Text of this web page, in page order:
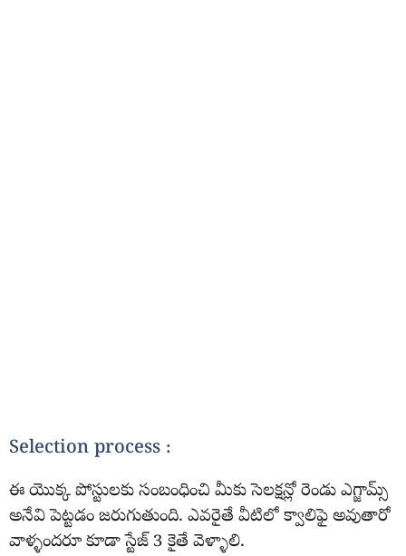
Selection process :
ఈ యొక్క పోస్టులకు సంబంధించి మీకు సెలక్షన్లో రెండు ఎగ్జామ్స్
అనేవి పెట్టడం జరుగుతుంది. ఎవరైతే వీటిలో క్వాలిఫై అవుతారో
వాళ్ళందరూ కూడా స్టేజ్ 3 కైతే వెళ్ళాలి.